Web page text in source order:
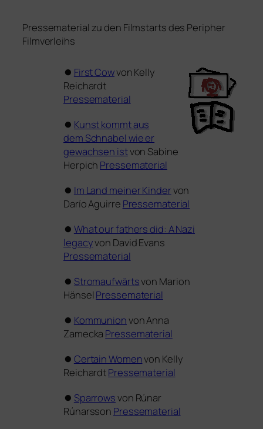
Pressematerial zu den Filmstarts des Peripher
Filmverleihs
⏺ First Cowvon Kelly
Reichardt
Pressematerial
⏺ Kunst kommt aus
dem Schnabel wie er
gewach­sen istvon Sabine
Herpich Pressematerial
⏺ Im Land mei­ner Kindervon
Darío Aguirre Pressematerial
⏺ What our fathers did: A Nazi
lega­cyvon David Evans
Pressematerial
⏺ Stromaufwärtsvon Marion
Hänsel Pressematerial
⏺ Kommunionvon Anna
Zamecka Pressematerial
⏺ Certain Womenvon Kelly
ReichardtPressematerial
⏺ Sparrowsvon Rúnar
Rúnarsson Pressematerial